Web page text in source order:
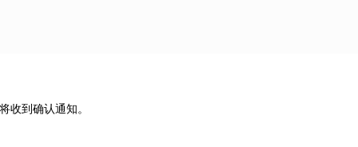
收到确认通知。